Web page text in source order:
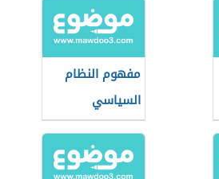
مفهوم النظام
السياسي